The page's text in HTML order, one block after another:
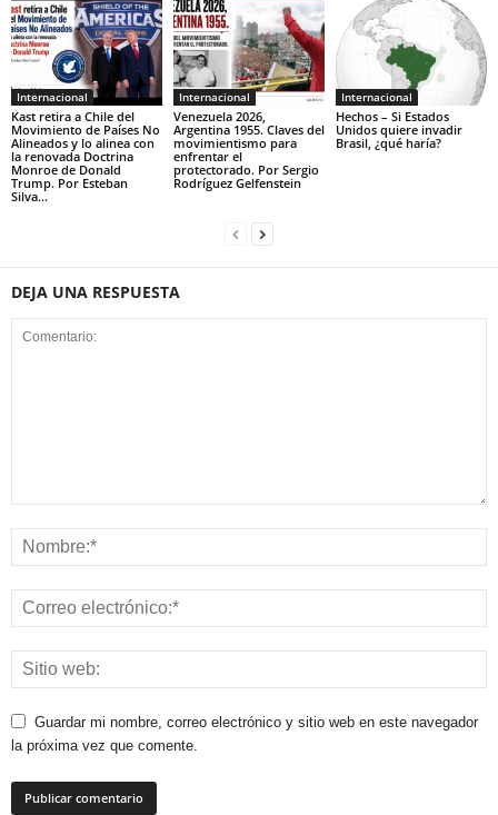
Internacional
Kast retira a Chile del
Movimiento de Países No
Alineados y lo alinea con
la renovada Doctrina
Monroe de Donald
Trump. Por Esteban
Silva...
Internacional
Venezuela 2026,
Argentina 1955. Claves del
movimientismo para
enfrentar el
protectorado. Por Sergio
Rodríguez Gelfenstein
Internacional
Hechos – Si Estados
Unidos quiere invadir
Brasil, ¿qué haría?
DEJA UNA RESPUESTA
Guardar mi nombre, correo electrónico y sitio web en este navegador
la próxima vez que comente.